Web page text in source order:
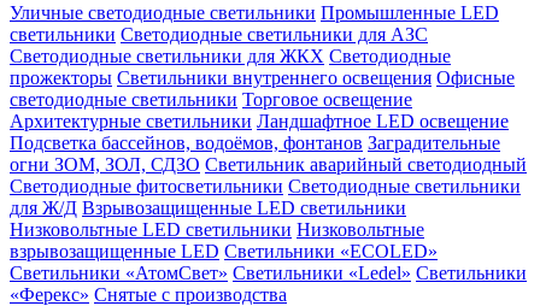
Уличные светодиодные светильники Промышленные LED
светильники Светодиодные светильники для АЗС
Светодиодные светильники для ЖКХ Светодиодные
прожекторы Светильники внутреннего освещения Офисные
светодиодные светильники Торговое освещение
Архитектурные светильники Ландшафтное LED освещение
Подсветка бассейнов, водоёмов, фонтанов Заградительные
огни ЗОМ, ЗОЛ, СДЗО Светильник аварийный светодиодный
Светодиодные фитосветильники Светодиодные светильники
для Ж/Д Взрывозащищенные LED светильники
Низковольтные LED светильники Низковольтные
взрывозащищенные LED Светильники «ECOLED»
Светильники «АтомСвет» Светильники «Ledel» Светильники
«Ферекс» Снятые с производства